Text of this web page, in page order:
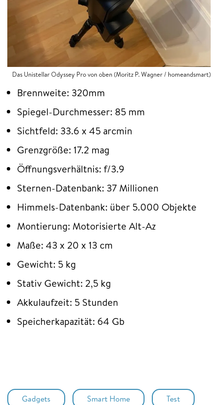
Das Unistellar Odyssey Pro von oben (Moritz P. Wagner / homeandsmart)
Brennweite: 320mm
Spiegel-Durchmesser: 85 mm
Sichtfeld: 33.6 x 45 arcmin
Grenzgröße: 17.2 mag
Öffnungsverhältnis: f/3.9
Sternen-Datenbank: 37 Millionen
Himmels-Datenbank: über 5.000 Objekte
Montierung: Motorisierte Alt-Az
Maße: 43 x 20 x 13 cm
Gewicht: 5 kg
Stativ Gewicht: 2,5 kg
Akkulaufzeit: 5 Stunden
Speicherkapazität: 64 Gb
Gadgets Smart Home Test